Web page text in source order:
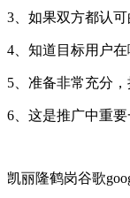
3、如果双方都认
4、知道目标用户
5、准备非常充分
6、这是推广中重
凯丽隆鹤岗谷歌